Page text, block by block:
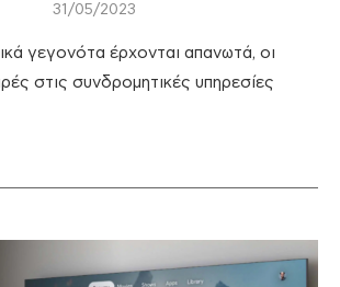
31/05/2023
γεγονότα έρχονται απανωτά, οι
στις συνδρομητικές υπηρεσίες